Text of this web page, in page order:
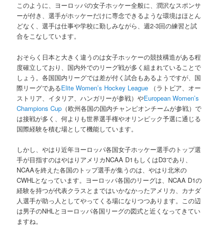
このように、ヨーロッパの女子ホッケー全般に、潤沢なスポンサ
ーが付き、選手がホッケーだけに専念できるような環境はほとん
どなく、選手は仕事や学校に勤しみながら、週2-3回の練習と試
合をこなしています。
おそらく日本と大きく違うのは女子ホッケーの競技構造がある程
度確立しており、国内外でのリーグ戦が多く組まれていることで
しょう。各国国内リーグでは差が付く試合もあるようですが、国
際リーグであるElite Women’s Hockey League （ラトビア、オー
ストリア、イタリア、ハンガリーが参戦）やEuropean Women’s
Champions Cup （欧州各国の国内チャンピオンチームが参戦）で
は接戦が多く、何よりも世界選手権やオリンピック予選に通じる
国際経験を積む場として機能しています。
しかし、やはり近年ヨーロッパ各国女子ホッケー選手のトップ選
手が目指すのはやはりアメリカNCAA D1もしくはD3であり、
NCAAを終えた各国のトップ選手が集うのは、やはり北米の
CWHLとなっています。ヨーロッパ各国のリーグは、NCAA D1の
経験を持つが代表クラスとまではいかなかったアメリカ、カナダ
人選手が助っ人としてやってくる場になりつつあります。この辺
は男子のNHLとヨーロッパ各国リーグの図式と近くなってきてい
ますね。